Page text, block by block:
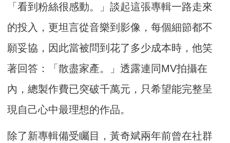
「看到粉絲很感動。」談起這張專輯一路走來
的投入，更坦言從音樂到影像，每個細節都不
願妥協，因此當被問到花了多少成本時，他笑
著回答：「散盡家產。」透露連同MV拍攝在
內，總製作費已突破千萬元，只希望能完整呈
現自己心中最理想的作品。
除了新專輯備受矚目，黃奇斌兩年前曾在社群